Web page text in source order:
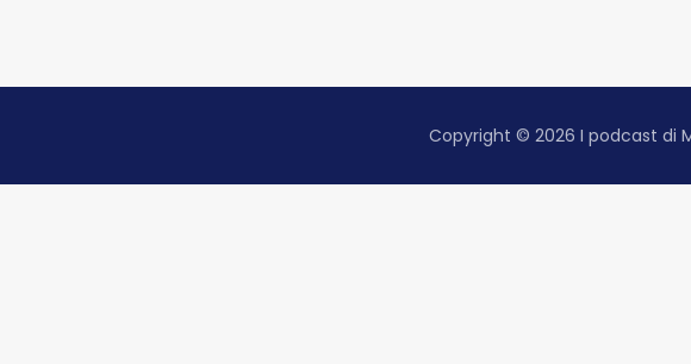
Copyright © 2026 I podcast di